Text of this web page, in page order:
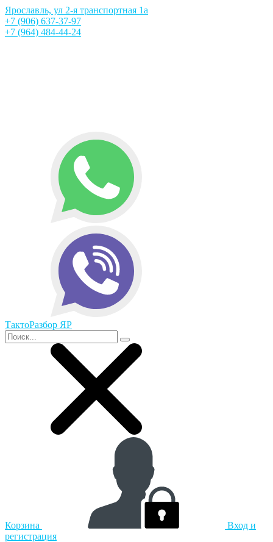
Ярославль, ул 2-я транспортная 1а
+7 (906) 637-37-97
+7 (964) 484-44-24
ТактоРазбор ЯР
Корзина
Вход и
регистрация